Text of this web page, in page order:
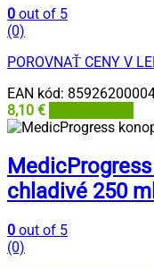
0 out of 5
(0)
POROVNAŤ CENY V
EAN kód:
8,10 €
chladivé 250 ml
0 out of 5
(0)